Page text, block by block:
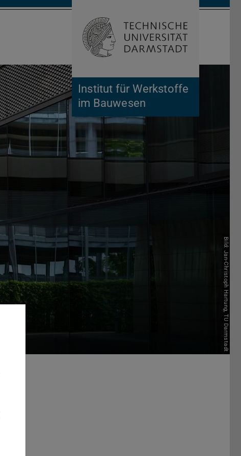
Institut für Werkstoffe
im Bauwesen
Suche öffnen
Bild: Jan-Christoph Hartung, TU Darmstadt